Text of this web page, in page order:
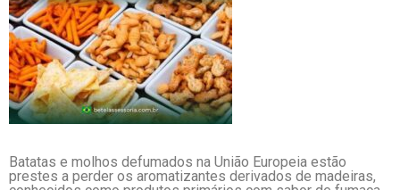
Batatas e molhos defumados na União Europeia estão
prestes a perder os aromatizantes derivados de madeiras,